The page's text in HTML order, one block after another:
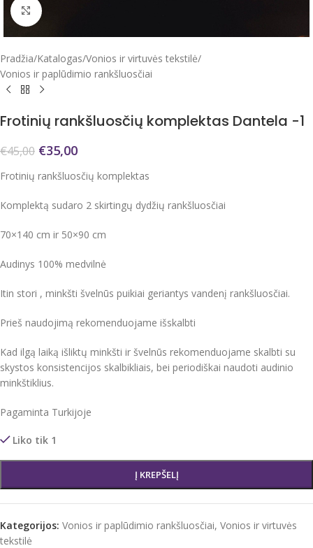
Click to enlarge
Pradžia/Katalogas/Vonios ir virtuvės tekstilė/
Vonios ir paplūdimio rankšluosčiai
Frotinių rankšluosčių komplektas Dantela -1
€45,00 €35,00
Frotinių rankšluosčių komplektas
Komplektą sudaro 2 skirtingų dydžių rankšluosčiai
70×140 cm ir 50×90 cm
Audinys 100% medvilnė
Itin stori , minkšti švelnūs puikiai geriantys vandenį rankšluosčiai.
Prieš naudojimą rekomenduojame išskalbti
Kad ilgą laiką išliktų minkšti ir švelnūs rekomenduojame skalbti su
skystos konsistencijos skalbikliais, bei periodiškai naudoti audinio
minkštiklius.
Pagaminta Turkijoje
Liko tik 1
Į KREPŠELĮ
Kategorijos: Vonios ir paplūdimio rankšluosčiai, Vonios ir virtuvės
tekstilė